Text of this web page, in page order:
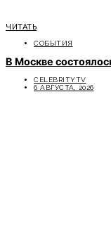
ЧИТАТЬ
СОБЫТИЯ
В Москве
CELEBRITYTV
6 АВГУСТА, 2026